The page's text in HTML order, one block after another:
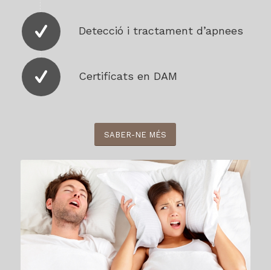
Detecció i tractament d’apnees
Certificats en DAM
SABER-NE MÉS